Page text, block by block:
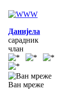
Данијела
сарадник
члан
Ван мреже